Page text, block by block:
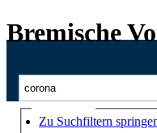
Bremische
Zu Suchfiltern